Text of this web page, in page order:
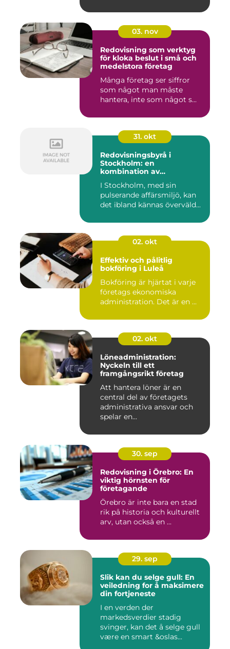
03. nov
Redovisning som verktyg
för kloka beslut i små och
medelstora företag
Många företag ser siffror
som något man måste
hantera, inte som något s...
31. okt
Redovisningsbyrå i
Stockholm: en
kombination av
personlig service
I Stockholm, med sin
pulserande affärsmiljö, kan
det ibland kännas överväld...
02. okt
Effektiv och pålitlig
bokföring i Luleå
Bokföring är hjärtat i varje
företags ekonomiska
administration. Det är en ...
02. okt
Löneadministration:
Nyckeln till ett
framgångsrikt företag
Att hantera löner är en
central del av företagets
administrativa ansvar och
spelar en...
30. sep
Redovisning i Örebro: En
viktig hörnsten för
företagande
Örebro är inte bara en stad
rik på historia och kulturellt
arv, utan också en ...
29. sep
Slik kan du selge gull: En
veiledning for å maksimere
din fortjeneste
I en verden der
markedsverdier stadig
svinger, kan det å selge gull
være en smart &oslas...